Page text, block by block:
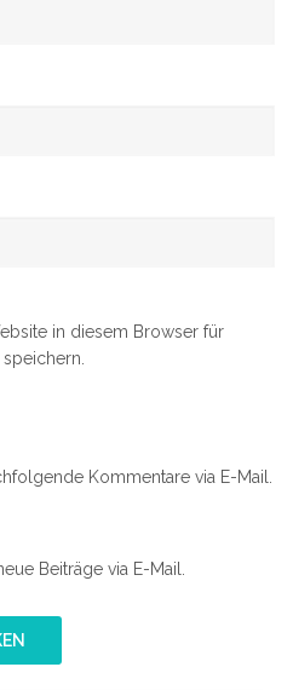
in diesem Browser für
Kommentare via E-Mail.
Beiträge via E-Mail.